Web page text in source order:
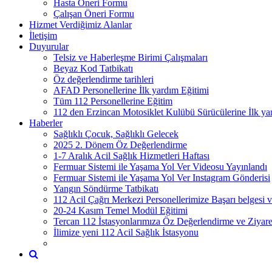
Hasta Öneri Formu
Çalışan Öneri Formu
Hizmet Verdiğimiz Alanlar
İletişim
Duyurular
Telsiz ve Haberleşme Birimi Çalışmaları
Beyaz Kod Tatbikatı
Öz değerlendirme tarihleri
AFAD Personellerine İlk yardım Eğitimi
Tüm 112 Personellerine Eğitim
112 den Erzincan Motosiklet Kulübü Sürücülerine İlk
Haberler
Sağlıklı Çocuk, Sağlıklı Gelecek
2025 2. Dönem Öz Değerlendirme
1-7 Aralık Acil Sağlık Hizmetleri Haftası
Fermuar Sistemi ile Yaşama Yol Ver Videosu Yayınlandı
Fermuar Sistemi ile Yaşama Yol Ver Instagram Gönderisi
Yangın Söndürme Tatbikatı
112 Acil Çağrı Merkezi Personellerimize Başarı belgesi
20-24 Kasım Temel Modül Eğitimi
Tercan 112 İstasyonlarımıza Öz Değerlendirme ve
İlimize yeni 112 Acil Sağlık İstasyonu